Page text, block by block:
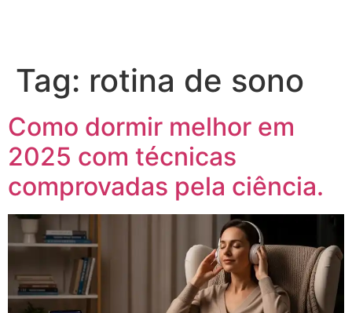
Tag: rotina de sono
Como dormir melhor em
2025 com técnicas
comprovadas pela ciência.